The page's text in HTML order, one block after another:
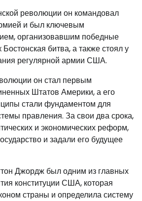
революции он командовал
и был ключевым
организовавшим победные
битва, а также стоял у
регулярной армии США.
он стал первым
Штатов Америки, а его
стали фундаментом для
правления. За свои два срока,
и экономических реформ,
и задали его будущее
Джордж был одним из главных
конституции США, которая
страны и определила систему